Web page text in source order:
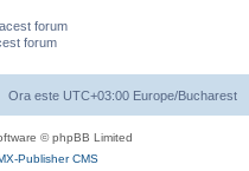
forum
forum
Ora este UTC+03:00 Europe/Bucharest
© phpBB Limited
Publisher CMS